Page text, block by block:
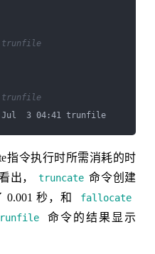
trunfile
trunfile
-rw-r--r-- 1 root root 10G Jul  3 04:41 trunfile
指令执行时所需消耗的时
出，
truncate 命令创建
秒，和 fallocate
命令的结果显示